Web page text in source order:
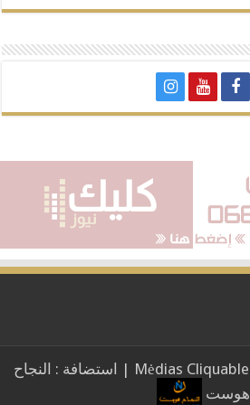
اصدار شركة Mėdias Cliquable SARL. Au | استضافة : النجاح
هوست